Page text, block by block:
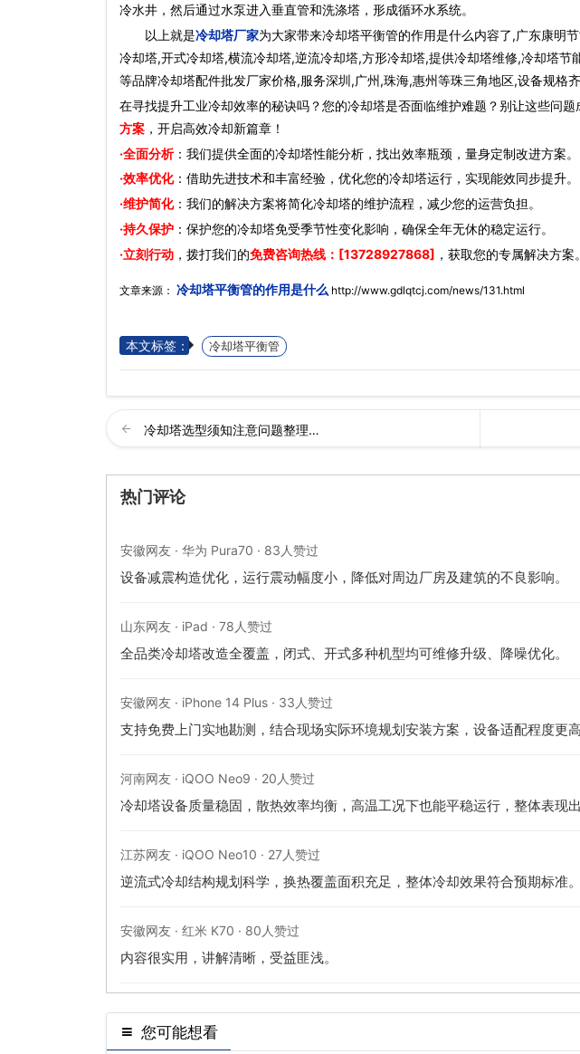
冷水井，然后通过水泵进入垂直管和洗涤塔，形成循环水系统。
以上就是冷却塔厂家为大家带来冷却塔平衡管的作用是什么内容了,广东康明
冷却塔,开式冷却塔,横流冷却塔,逆流冷却塔,方形冷却塔,提供冷却塔维修,冷却塔
等品牌冷却塔配件批发厂家价格,服务深圳,广州,珠海,惠州等珠三角地区,设备规格
在寻找提升工业冷却效率的秘诀吗？您的冷却塔是否面临维护难题？别让这些问题
方案 ，开启高效冷却新篇章！
·全面分析：我们提供全面的冷却塔性能分析，找出效率瓶颈，量身定制改进方案。
·效率优化：借助先进技术和丰富经验，优化您的冷却塔运行，实现能效同步提升。
·维护简化：我们的解决方案将简化冷却塔的维护流程，减少您的运营负担。
·持久保护 ：保护您的冷却塔免受季节性变化影响，确保全年无休的稳定运行。
·立刻行动 ，拨打我们的免费咨询热线：[13728927868] ，获取您的专属解决方案。
文章来源： 冷却塔平衡管的作用是什么 http://www.gdlqtcj.com/news/131.html
本文标签： 冷却塔平衡管
冷却塔选型须知注意问题整理…
热门评论
安徽网友 · 华为 Pura70 · 83人赞过
设备减震构造优化，运行震动幅度小，降低对周边厂房及建筑的不良影响。
山东网友 · iPad · 78人赞过
全品类冷却塔改造全覆盖，闭式、开式多种机型均可维修升级、降噪优化。
安徽网友 · iPhone 14 Plus · 33人赞过
支持免费上门实地勘测，结合现场实际环境规划安装方案，设备适配程度更高
河南网友 · iQOO Neo9 · 20人赞过
冷却塔设备质量稳固，散热效率均衡，高温工况下也能平稳运行，整体表现出
江苏网友 · iQOO Neo10 · 27人赞过
逆流式冷却结构规划科学，换热覆盖面积充足，整体冷却效果符合预期标准。
安徽网友 · 红米 K70 · 80人赞过
内容很实用，讲解清晰，受益匪浅。
您可能想看